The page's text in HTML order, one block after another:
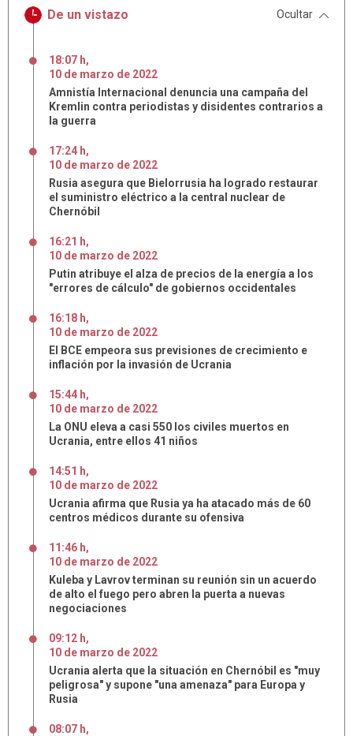
De un vistazo Ocultar
18:07 h,
10 de marzo de 2022
Amnistía Internacional denuncia una campaña del
Kremlin contra periodistas y disidentes contrarios a
la guerra
17:24 h,
10 de marzo de 2022
Rusia asegura que Bielorrusia ha logrado restaurar
el suministro eléctrico a la central nuclear de
Chernóbil
16:21 h,
10 de marzo de 2022
Putin atribuye el alza de precios de la energía a los
"errores de cálculo" de gobiernos occidentales
16:18 h,
10 de marzo de 2022
El BCE empeora sus previsiones de crecimiento e
inflación por la invasión de Ucrania
15:44 h,
10 de marzo de 2022
La ONU eleva a casi 550 los civiles muertos en
Ucrania, entre ellos 41 niños
14:51 h,
10 de marzo de 2022
Ucrania afirma que Rusia ya ha atacado más de 60
centros médicos durante su ofensiva
11:46 h,
10 de marzo de 2022
Kuleba y Lavrov terminan su reunión sin un acuerdo
de alto el fuego pero abren la puerta a nuevas
negociaciones
09:12 h,
10 de marzo de 2022
Ucrania alerta que la situación en Chernóbil es "muy
peligrosa" y supone "una amenaza" para Europa y
Rusia
08:07 h,